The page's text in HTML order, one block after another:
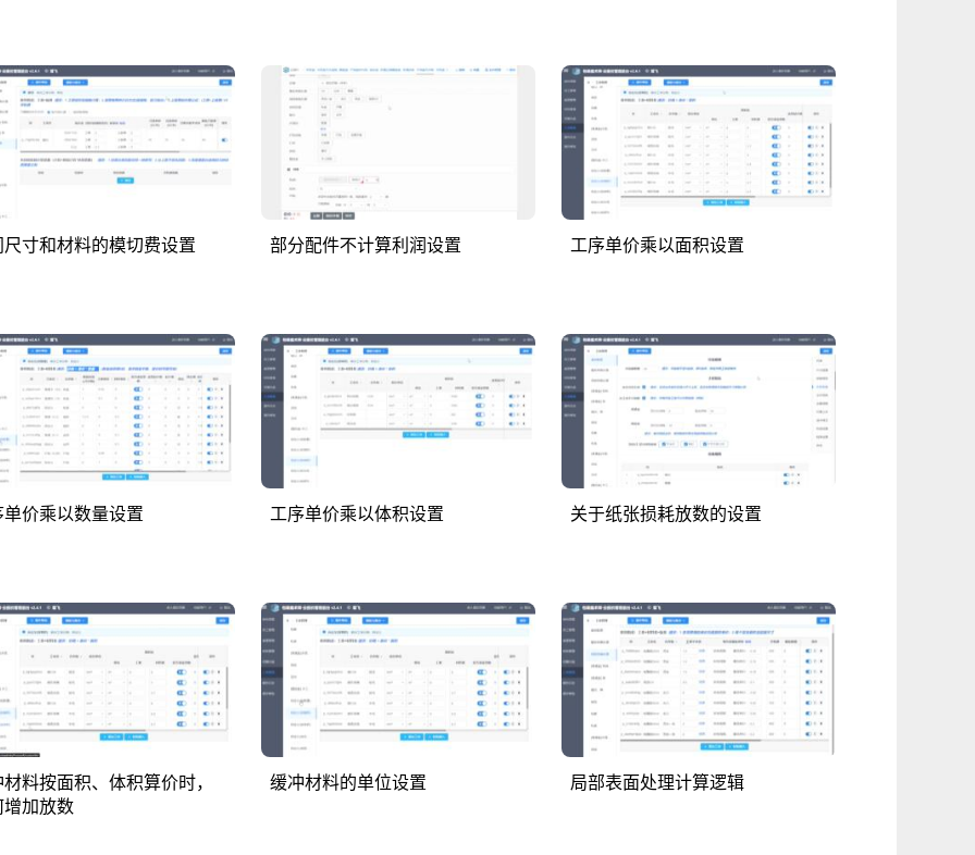
尺寸和材料的模切费设置 部分配件不计算利润设置 工序单价乘以面积设置
单价乘以数量设置 工序单价乘以体积设置 关于纸张损耗放数的设置
料按面积、体积算价时，
增加放数
缓冲材料的单位设置 局部表面处理计算逻辑